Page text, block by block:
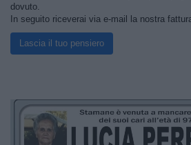
dovuto.
In seguito riceverai via e-mail la nostra
Lascia il tuo pensiero